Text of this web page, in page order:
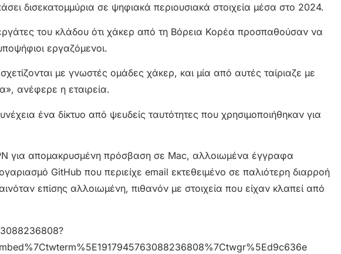
δισεκατομμύρια σε ψηφιακά περιουσιακά στοιχεία μέσα στο 2024.
του κλάδου ότι χάκερ από τη Βόρεια Κορέα προσπαθούσαν να
εργαζόμενοι.
με γνωστές ομάδες χάκερ, και μία από αυτές ταίριαζε με
ανέφερε η εταιρεία.
ένα δίκτυο από ψευδείς ταυτότητες που χρησιμοποιήθηκαν για
για απομακρυσμένη πρόσβαση σε Mac, αλλοιωμένα έγγραφα
GitHub που περιείχε email εκτεθειμένο σε παλιότερη διαρροή
επίσης αλλοιωμένη, πιθανόν με στοιχεία που είχαν κλαπεί από